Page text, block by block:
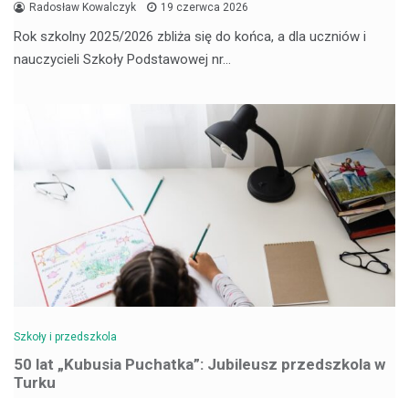
Radosław Kowalczyk 19 czerwca 2026
Rok szkolny 2025/2026 zbliża się do końca, a dla uczniów i
nauczycieli Szkoły Podstawowej nr…
Szkoły i przedszkola
50 lat „Kubusia Puchatka”: Jubileusz przedszkola w
Turku